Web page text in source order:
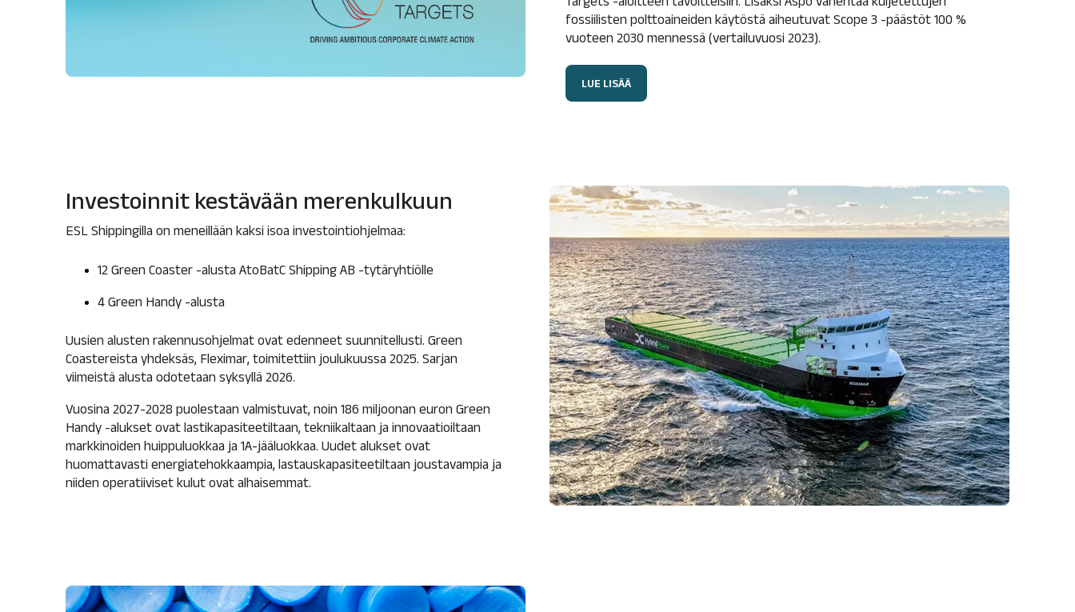
fossiilisten polttoaineiden käytöstä aiheutuvat Scope 3 -päästöt 100 %
vuoteen 2030 mennessä (vertailuvuosi 2023).
LUE LISÄÄ
Investoinnit kestävään merenkulkuun
ESL Shippingilla on meneillään kaksi isoa investointiohjelmaa:
12 Green Coaster -alusta AtoBatC Shipping AB -tytäryhtiölle
4 Green Handy -alusta
Uusien alusten rakennusohjelmat ovat edenneet suunnitellusti. Green
Coastereista yhdeksäs, Fleximar, toimitettiin joulukuussa 2025. Sarjan
viimeistä alusta odotetaan syksyllä 2026.
Vuosina 2027-2028 puolestaan valmistuvat, noin 186 miljoonan euron Green
Handy -alukset ovat lastikapasiteetiltaan, tekniikaltaan ja innovaatioiltaan
markkinoiden huippuluokkaa ja 1A-jääluokkaa. Uudet alukset ovat
huomattavasti energiatehokkaampia, lastauskapasiteetiltaan joustavampia ja
niiden operatiiviset kulut ovat alhaisemmat.